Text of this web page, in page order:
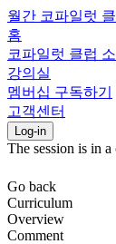
월간 코파일럿
홈
코파일럿 클럽
강의실
멤버십 구독하기
고객센터
Log-in
The session is in a
Go back
Curriculum
Overview
Comment